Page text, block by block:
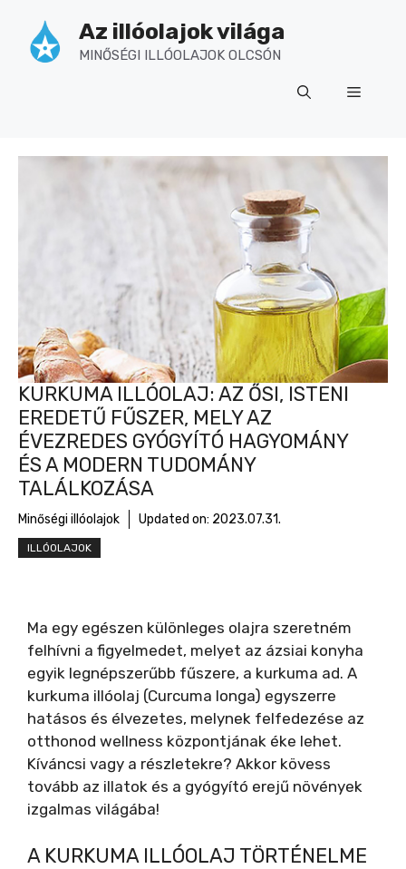
tartalomba
Az illóolajok világa
MINŐSÉGI ILLÓOLAJOK OLCSÓN
Menü
KURKUMA ILLÓOLAJ: AZ ŐSI, ISTENI
EREDETŰ FŰSZER, MELY AZ
ÉVEZREDES GYÓGYÍTÓ HAGYOMÁNY
ÉS A MODERN TUDOMÁNY
TALÁLKOZÁSA
Minőségi illóolajok Updated on: 2023.07.31.
ILLÓOLAJOK
Ma egy egészen különleges olajra szeretném
felhívni a figyelmedet, melyet az ázsiai konyha
egyik legnépszerűbb fűszere, a kurkuma ad. A
kurkuma illóolaj (Curcuma longa) egyszerre
hatásos és élvezetes, melynek felfedezése az
otthonod wellness központjának éke lehet.
Kíváncsi vagy a részletekre? Akkor kövess
tovább az illatok és a gyógyító erejű növények
izgalmas világába!
A KURKUMA ILLÓOLAJ TÖRTÉNELME